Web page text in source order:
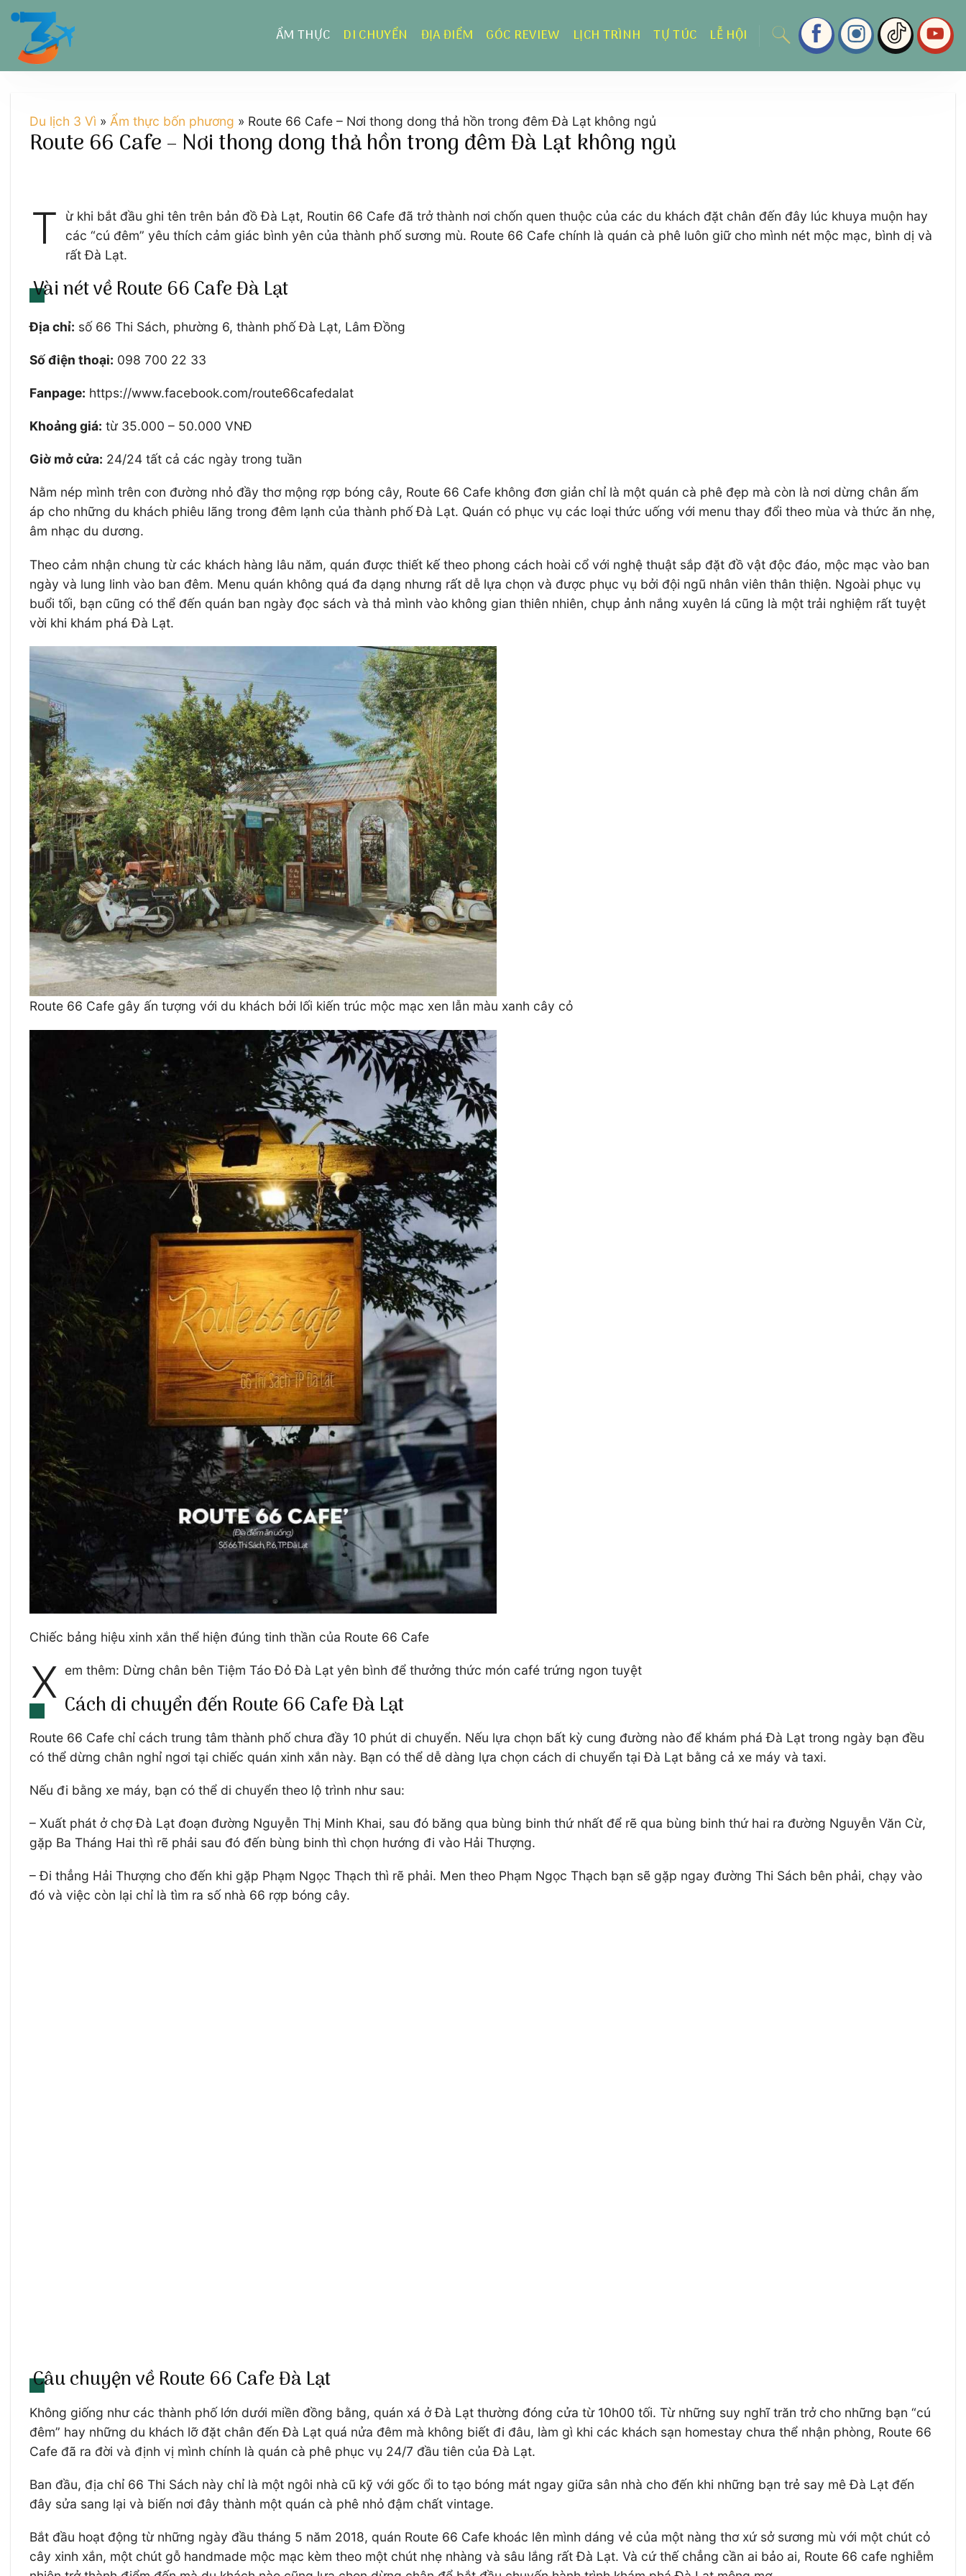
Chuyển
dung
ẨM THỰC DI CHUYỂN ĐỊA ĐIỂM GÓC REVIEW LỊCH TRÌNH TỰ TÚC LỄ HỘI
Du lịch 3 Vì » Ẩm thực bốn phương » Route 66 Cafe – Nơi thong dong thả hồn trong đêm Đà Lạt không ngủ
Route 66 Cafe – Nơi thong dong thả hồn trong đêm Đà Lạt không ngủ
T
ừ khi bắt đầu ghi tên trên bản đồ Đà Lạt, Routin 66 Cafe đã trở thành nơi chốn quen thuộc của các du khách đặt chân đến đây lúc khuya muộn hay
các “cú đêm” yêu thích cảm giác bình yên của thành phố sương mù. Route 66 Cafe chính là quán cà phê luôn giữ cho mình nét mộc mạc, bình dị và
rất Đà Lạt.
Vài nét về Route 66 Cafe Đà Lạt
Địa chỉ: số 66 Thi Sách, phường 6, thành phố Đà Lạt, Lâm Đồng
Số điện thoại: 098 700 22 33
Fanpage: https://www.facebook.com/route66cafedalat
Khoảng giá: từ 35.000 – 50.000 VNĐ
Giờ mở cửa: 24/24 tất cả các ngày trong tuần
Nằm nép mình trên con đường nhỏ đầy thơ mộng rợp bóng cây, Route 66 Cafe không đơn giản chỉ là một quán cà phê đẹp mà còn là nơi dừng chân ấm
áp cho những du khách phiêu lãng trong đêm lạnh của thành phố Đà Lạt. Quán có phục vụ các loại thức uống với menu thay đổi theo mùa và thức ăn nhẹ,
âm nhạc du dương.
Theo cảm nhận chung từ các khách hàng lâu năm, quán được thiết kế theo phong cách hoài cổ với nghệ thuật sắp đặt đồ vật độc đáo, mộc mạc vào ban
ngày và lung linh vào ban đêm. Menu quán không quá đa dạng nhưng rất dễ lựa chọn và được phục vụ bởi đội ngũ nhân viên thân thiện. Ngoài phục vụ
buổi tối, bạn cũng có thể đến quán ban ngày đọc sách và thả mình vào không gian thiên nhiên, chụp ảnh nắng xuyên lá cũng là một trải nghiệm rất tuyệt
vời khi khám phá Đà Lạt.
Route 66 Cafe gây ấn tượng với du khách bởi lối kiến trúc mộc mạc xen lẫn màu xanh cây cỏ
Chiếc bảng hiệu xinh xắn thể hiện đúng tinh thần của Route 66 Cafe
X em thêm: Dừng chân bên Tiệm Táo Đỏ Đà Lạt yên bình để thưởng thức món café trứng ngon tuyệt
Cách di chuyển đến Route 66 Cafe Đà Lạt
Route 66 Cafe chỉ cách trung tâm thành phố chưa đầy 10 phút di chuyển. Nếu lựa chọn bất kỳ cung đường nào để khám phá Đà Lạt trong ngày bạn đều
có thể dừng chân nghỉ ngơi tại chiếc quán xinh xắn này. Bạn có thể dễ dàng lựa chọn cách di chuyển tại Đà Lạt bằng cả xe máy và taxi.
Nếu đi bằng xe máy, bạn có thể di chuyển theo lộ trình như sau:
– Xuất phát ở chợ Đà Lạt đoạn đường Nguyễn Thị Minh Khai, sau đó băng qua bùng binh thứ nhất để rẽ qua bùng binh thứ hai ra đường Nguyễn Văn Cừ,
gặp Ba Tháng Hai thì rẽ phải sau đó đến bùng binh thì chọn hướng đi vào Hải Thượng.
– Đi thẳng Hải Thượng cho đến khi gặp Phạm Ngọc Thạch thì rẽ phải. Men theo Phạm Ngọc Thạch bạn sẽ gặp ngay đường Thi Sách bên phải, chạy vào
đó và việc còn lại chỉ là tìm ra số nhà 66 rợp bóng cây.
Câu chuyện về Route 66 Cafe Đà Lạt
Không giống như các thành phố lớn dưới miền đồng bằng, quán xá ở Đà Lạt thường đóng cửa từ 10h00 tối. Từ những suy nghĩ trăn trở cho những bạn “cú
đêm” hay những du khách lỡ đặt chân đến Đà Lạt quá nửa đêm mà không biết đi đâu, làm gì khi các khách sạn homestay chưa thể nhận phòng, Route 66
Cafe đã ra đời và định vị mình chính là quán cà phê phục vụ 24/7 đầu tiên của Đà Lạt.
Ban đầu, địa chỉ 66 Thi Sách này chỉ là một ngôi nhà cũ kỹ với gốc ổi to tạo bóng mát ngay giữa sân nhà cho đến khi những bạn trẻ say mê Đà Lạt đến
đây sửa sang lại và biến nơi đây thành một quán cà phê nhỏ đậm chất vintage.
Bắt đầu hoạt động từ những ngày đầu tháng 5 năm 2018, quán Route 66 Cafe khoác lên mình dáng vẻ của một nàng thơ xứ sở sương mù với một chút cỏ
cây xinh xắn, một chút gỗ handmade mộc mạc kèm theo một chút nhẹ nhàng và sâu lắng rất Đà Lạt. Và cứ thế chẳng cần ai bảo ai, Route 66 cafe nghiễm